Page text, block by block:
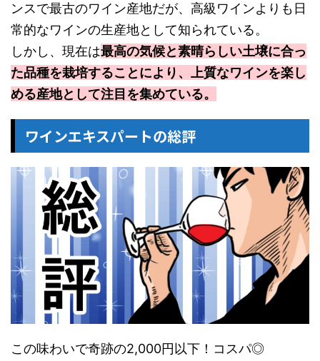
ンスで最古のワイン産地だが、高級ワインよりも日
常的なワインの生産地として知られている。
しかし、現在は最高の気候と素晴らしい土壌に合っ
た品種を栽培することにより、上質なワインを楽し
める産地として注目を集めている。
ワインエキスパートの総評
この味わいで奇跡の2,000円以下！コスパ◎